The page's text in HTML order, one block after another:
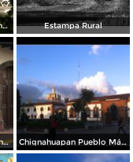
Palapas en Laguna Chignahuapan Estampa Rural
Por las Calles de Chignahuapan Chignahuapan Pueblo Mágico